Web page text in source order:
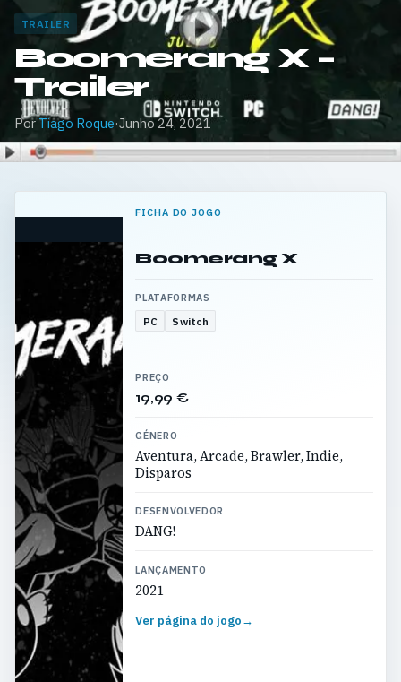
TRAILER
Boomerang X –
Trailer
PorTiago Roque·Junho 24, 2021
FICHA DO JOGO
Boomerang X
PLATAFORMAS
PC Switch
PREÇO
19,99 €
GÉNERO
Aventura, Arcade, Brawler, Indie,
Disparos
DESENVOLVEDOR
DANG!
LANÇAMENTO
2021
Ver página do jogo→